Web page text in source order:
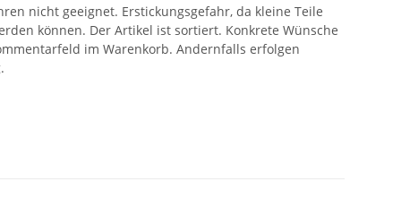
nicht geeignet. Erstickungsgefahr, da kleine Teile
können. Der Artikel ist sortiert. Konkrete Wünsche
im Warenkorb. Andernfalls erfolgen